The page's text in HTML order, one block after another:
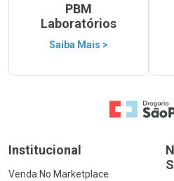
PBM
Laboratórios
Saiba Mais >
Ir para a
Institucional
Venda No Marketplace